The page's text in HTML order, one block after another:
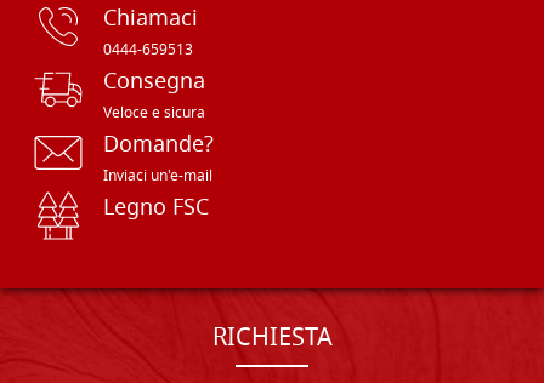
Chiamaci
0444-659513
Consegna
Veloce e sicura
Domande?
Inviaci un'e-mail
Legno FSC
RICHIESTA